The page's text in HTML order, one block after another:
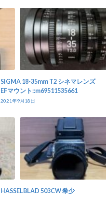
SIGMA 18-35mm T2 シネマレンズ
EFマウント::m69511535661
2021年9月18日
HASSELBLAD 503CW 希少